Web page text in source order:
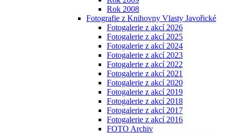
Rok 2008
Fotografie z Knihovny Vlasty Javořické
Fotogalerie z akcí 2026
Fotogalerie z akcí 2025
Fotogalerie z akcí 2024
Fotogalerie z akcí 2023
Fotogalerie z akcí 2022
Fotogalerie z akcí 2021
Fotogalerie z akcí 2020
Fotogalerie z akcí 2019
Fotogalerie z akcí 2018
Fotogalerie z akcí 2017
Fotogalerie z akcí 2016
FOTO Archiv